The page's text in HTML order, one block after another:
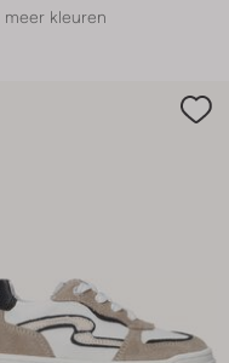
meer kleuren